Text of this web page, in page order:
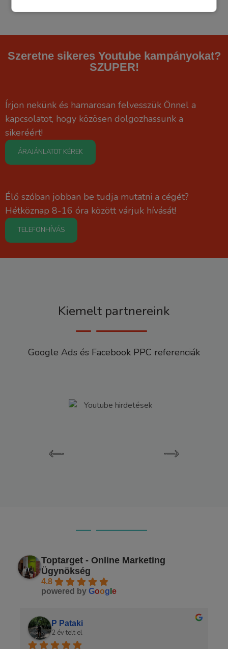
Szeretne sikeres Youtube kampányokat?
SZUPER!
Írjon nekünk és hamarosan felvesszük Önnel a
kapcsolatot, hogy közösen dolgozhassunk a
sikeréért!
ÁRAJÁNLATOT KÉREK
Élő szóban jobban be tudja mutatni a cégét?
Hétköznap 8-16 óra között várjuk hívását!
TELEFONHÍVÁS
Kiemelt partnereink
Google Ads és Facebook PPC referenciák
Toptarget - Online Marketing
Ügynökség
4.8
powered by Goog e
P Pataki
2 év telt el